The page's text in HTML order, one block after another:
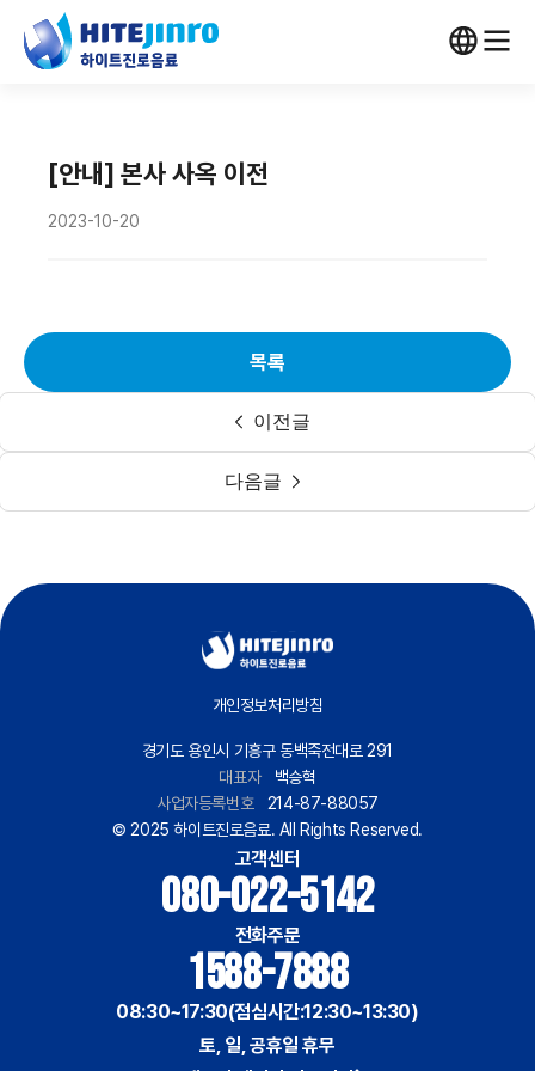
[안내] 본사 사옥 이전
2023-10-20
이전글
목록
다음글
개인정보처리방침
경기도 용인시 기흥구 동백죽전대로 291
대표자
백승혁
사업자등록번호
214-87-88057
© 2025 하이트진로음료. All Rights Reserved.
고객센터
080-022-5142
전화주문
1588-7888
08:30~17:30(점심시간:12:30~13:30)
토, 일, 공휴일 휴무